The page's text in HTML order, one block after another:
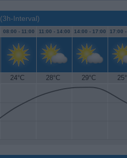
(3h-Interval)
08:00 - 11:00 11:00 - 14:00 14:00 - 17:00 17:00
24°C 28°C 29°C